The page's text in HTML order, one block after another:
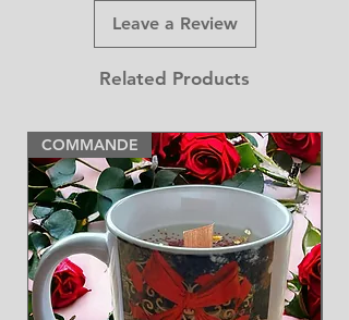
Leave a Review
Related Products
COMMANDE